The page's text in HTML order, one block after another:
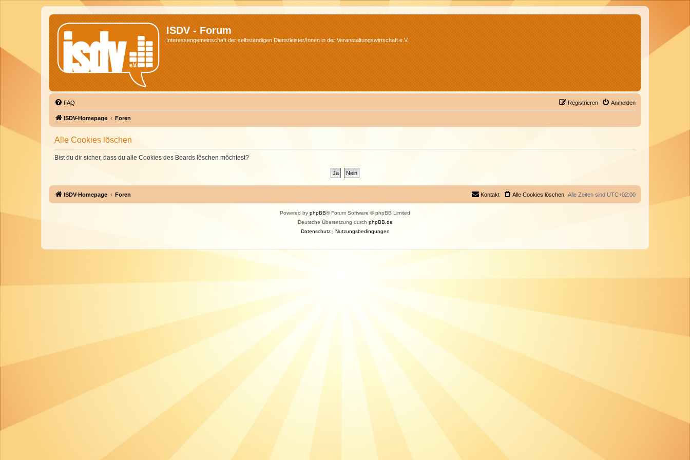
ISDV - Forum
Interessengemeinschaft der selbständigen Dienstleister/Innen in der Veranstaltungswirtschaft e.V.
FAQ Anmelden
Registrieren
ISDV-Homepage Foren
Alle Cookies löschen
Bist du dir sicher, dass du alle Cookies des Boards löschen möchtest?
ISDV-Homepage Foren Alle Zeiten sind UTC+02:00
Alle Cookies löschen
Kontakt
Powered by phpBB® Forum Software © phpBB Limited
Deutsche Übersetzung durch phpBB.de
Datenschutz| Nutzungsbedingungen